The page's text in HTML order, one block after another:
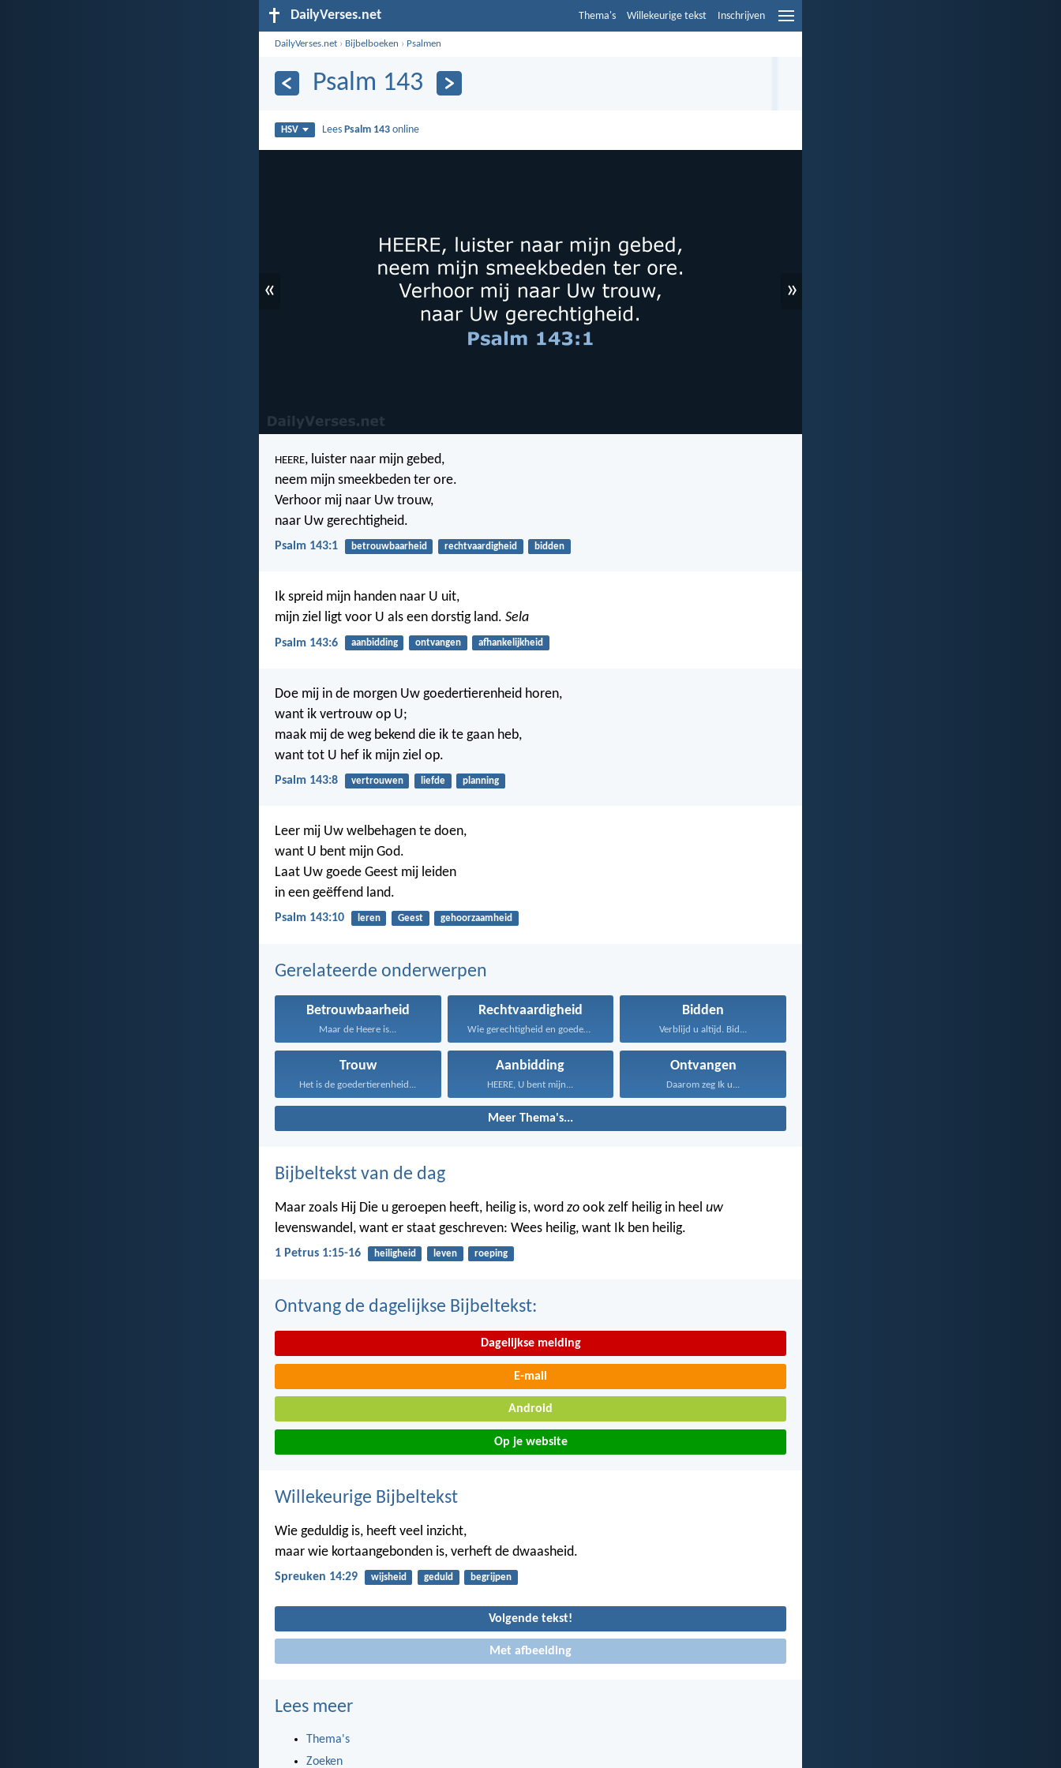
DailyVerses.net Thema's Willekeurige tekst Inschrijven
DailyVerses.net › Bijbelboeken › Psalmen
Psalm 143
HSV Lees Psalm 143 online
« »
HEERE, luister naar mijn gebed,
neem mijn smeekbeden ter ore.
Verhoor mij naar Uw trouw,
naar Uw gerechtigheid.
Psalm 143:1 betrouwbaarheid rechtvaardigheid bidden
Ik spreid mijn handen naar U uit,
mijn ziel ligt voor U als een dorstig land. Sela
Psalm 143:6 aanbidding ontvangen afhankelijkheid
Doe mij in de morgen Uw goedertierenheid horen,
want ik vertrouw op U;
maak mij de weg bekend die ik te gaan heb,
want tot U hef ik mijn ziel op.
Psalm 143:8 vertrouwen liefde planning
Leer mij Uw welbehagen te doen,
want U bent mijn God.
Laat Uw goede Geest mij leiden
in een geëffend land.
Psalm 143:10 leren Geest gehoorzaamheid
Gerelateerde onderwerpen
Betrouwbaarheid
Maar de Heere is...
Rechtvaardigheid
Wie gerechtigheid en goedertierenheid...
Bidden
Verblijd u altijd. Bid...
Trouw
Het is de goedertierenheid...
Aanbidding
HEERE, U bent mijn...
Ontvangen
Daarom zeg Ik u...
Meer Thema's...
Bijbeltekst van de dag
Maar zoals Hij Die u geroepen heeft, heilig is, word zo ook zelf heilig in heel uw
levenswandel, want er staat geschreven: Wees heilig, want Ik ben heilig.
1 Petrus 1:15-16 heiligheid leven roeping
Ontvang de dagelijkse Bijbeltekst:
Dagelijkse melding
E-mail
Android
Op je website
Willekeurige Bijbeltekst
Wie geduldig is, heeft veel inzicht,
maar wie kortaangebonden is, verheft de dwaasheid.
Spreuken 14:29 wijsheid geduld begrijpen
Volgende tekst!
Met afbeelding
Lees meer
Thema's
Zoeken